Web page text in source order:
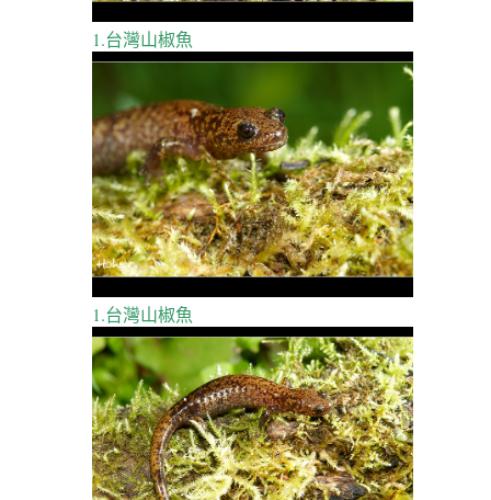
1.台灣山椒魚
1.台灣山椒魚